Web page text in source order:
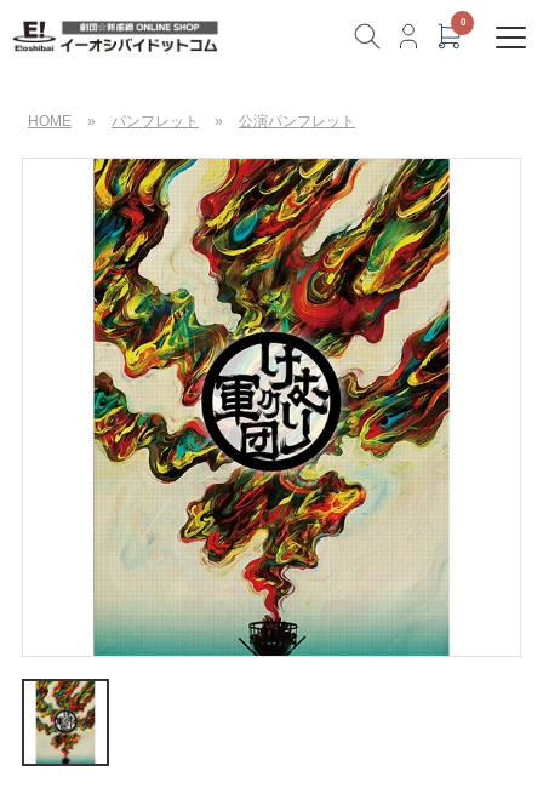
HOME » パンフレット » 公演パンフレット